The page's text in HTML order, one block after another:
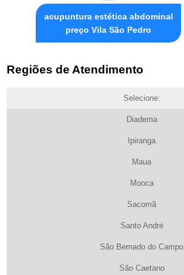
acupuntura estética abdominal
preço Vila São Pedro
Regiões de Atendimento
Selecione:
Diadema
Ipiranga
Maua
Mooca
Sacomã
Santo André
São Bernado do Campo
São Caetano